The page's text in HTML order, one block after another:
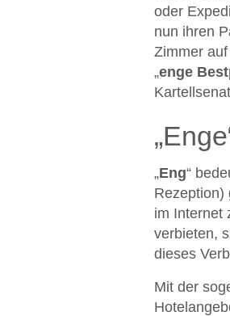
oder
nun ihren
Zimmer
„enge
„Eng“
Rezeption)
im Internet
verbieten,
dieses
Mit der